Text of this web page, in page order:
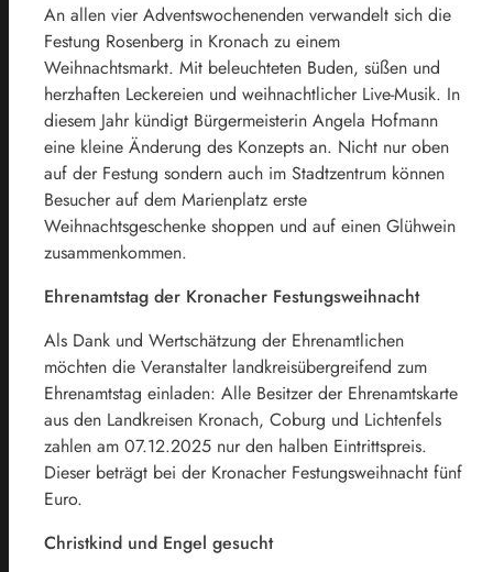
An allen vier Adventswochenenden verwandelt sich die
Festung Rosenberg in Kronach zu einem
Weihnachtsmarkt. Mit beleuchteten Buden, süßen und
herzhaften Leckereien und weihnachtlicher Live-Musik. In
diesem Jahr kündigt Bürgermeisterin Angela Hofmann
eine kleine Änderung des Konzepts an. Nicht nur oben
auf der Festung sondern auch im Stadtzentrum können
Besucher auf dem Marienplatz erste
Weihnachtsgeschenke shoppen und auf einen Glühwein
zusammenkommen.
Ehrenamtstag der Kronacher Festungsweihnacht
Als Dank und Wertschätzung der Ehrenamtlichen
möchten die Veranstalter landkreisübergreifend zum
Ehrenamtstag einladen: Alle Besitzer der Ehrenamtskarte
aus den Landkreisen Kronach, Coburg und Lichtenfels
zahlen am 07.12.2025 nur den halben Eintrittspreis.
Dieser beträgt bei der Kronacher Festungsweihnacht fünf
Euro.
Christkind und Engel gesucht